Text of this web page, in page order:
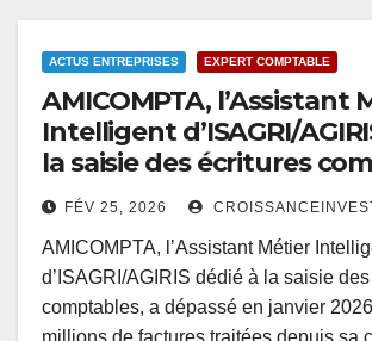
ACTUS ENTREPRISES EXPERT COMPTABLE
AMICOMPTA, l’Assistant
Intelligent d’ISAGRI/
la saisie des écritures
FÉV 25, 2026
AMICOMPTA, l’Assistant Métier
d’ISAGRI/AGIRIS dédié à la saisie
comptables, a dépassé en janvier